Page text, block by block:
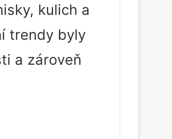
kulich a
trendy byly
a zároveň